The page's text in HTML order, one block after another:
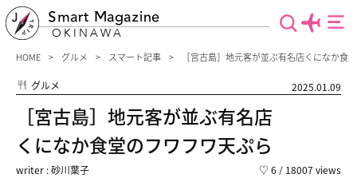
Smart Magazine
OKINAWA
HOME グルメ スマート記事 ［宮古島］地元客が並ぶ有名店くになか食
グルメ 2025.01.09
［宮古島］地元客が並ぶ有名店
くになか食堂のフワフワ天ぷら
writer : 砂川葉子 ♡ 6 / 18007 views